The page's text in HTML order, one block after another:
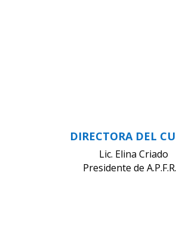
DIRECTORA DEL
Lic. Elina Criado
Presidente de